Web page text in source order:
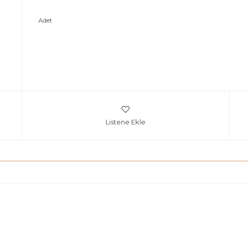
Adet
Listene Ekle